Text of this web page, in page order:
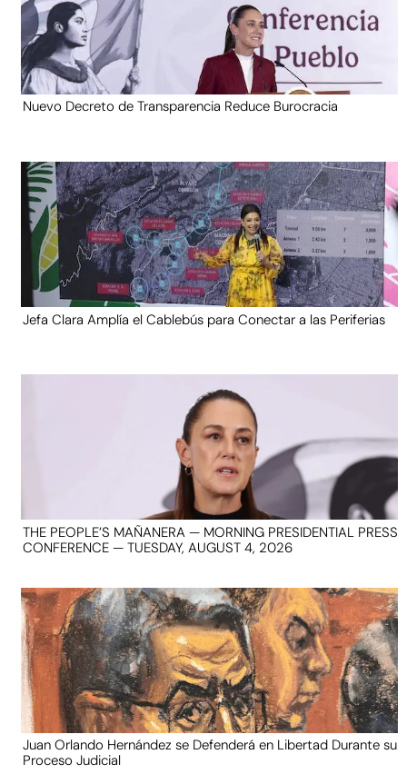
Nuevo Decreto de Transparencia Reduce Burocracia
Jefa Clara Amplía el Cablebús para Conectar a las Periferias
THE PEOPLE’S MAÑANERA — MORNING PRESIDENTIAL PRESS
CONFERENCE — TUESDAY, AUGUST 4, 2026
Juan Orlando Hernández se Defenderá en Libertad Durante su
Proceso Judicial